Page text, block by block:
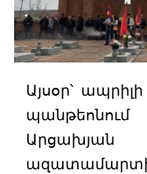
Այսօր՝
Արցախյան